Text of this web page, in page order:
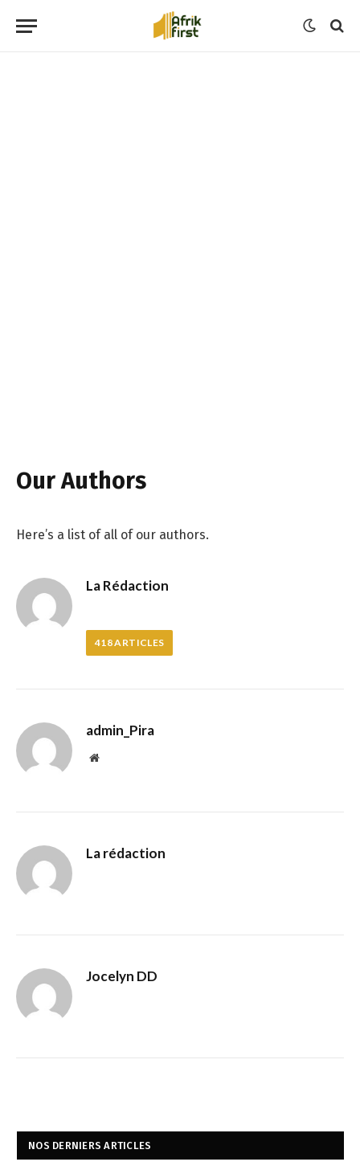
Our Authors
Here’s a list of all of our authors.
La Rédaction
418ARTICLES
admin_Pira
Website
La rédaction
Jocelyn DD
NOS DERNIERS ARTICLES